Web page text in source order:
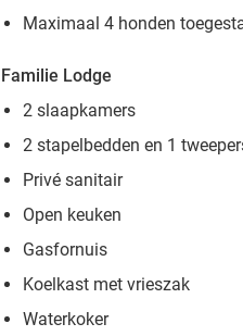
Maximaal 4 honden
Familie Lodge
2 slaapkamers
2 stapelbedden en 1
Privé sanitair
Open keuken
Gasfornuis
Koelkast met vrieszak
Waterkoker